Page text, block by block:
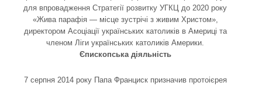
для впровадження Стратегії розвитку УГКЦ до 2020 року
«Жива парафія — місце зустрічі з живим Христом»,
директором Асоціації українських католиків в Америці та
членом Ліги українських католиків Америки.
Єпископська діяльність
7 серпня 2014 року Папа Франциск призначив протоієрея